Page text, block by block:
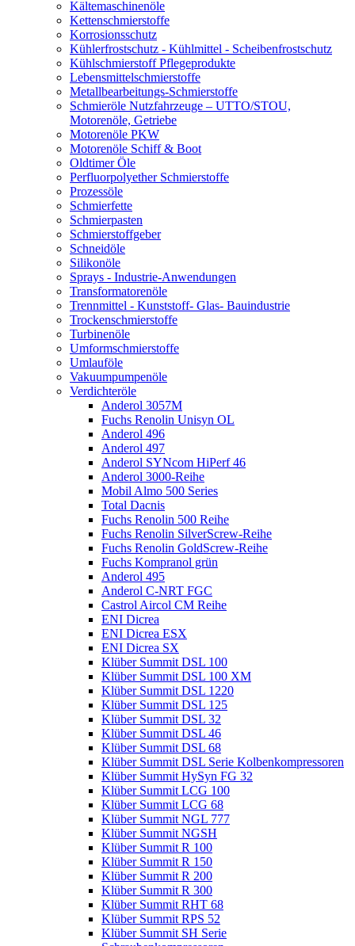
Kältemaschinenöle
Kettenschmierstoffe
Korrosionsschutz
Kühlerfrostschutz - Kühlmittel - Scheibenfrostschutz
Kühlschmierstoff Pflegeprodukte
Lebensmittelschmierstoffe
Metallbearbeitungs-Schmierstoffe
Schmieröle Nutzfahrzeuge – UTTO/STOU,
Motorenöle, Getriebe
Motorenöle PKW
Motorenöle Schiff & Boot
Oldtimer Öle
Perfluorpolyether Schmierstoffe
Prozessöle
Schmierfette
Schmierpasten
Schmierstoffgeber
Schneidöle
Silikonöle
Sprays - Industrie-Anwendungen
Transformatorenöle
Trennmittel - Kunststoff- Glas- Bauindustrie
Trockenschmierstoffe
Turbinenöle
Umformschmierstoffe
Umlauföle
Vakuumpumpenöle
Verdichteröle
Anderol 3057M
Fuchs Renolin Unisyn OL
Anderol 496
Anderol 497
Anderol SYNcom HiPerf 46
Anderol 3000-Reihe
Mobil Almo 500 Series
Total Dacnis
Fuchs Renolin 500 Reihe
Fuchs Renolin SilverScrew-Reihe
Fuchs Renolin GoldScrew-Reihe
Fuchs Kompranol grün
Anderol 495
Anderol C-NRT FGC
Castrol Aircol CM Reihe
ENI Dicrea
ENI Dicrea ESX
ENI Dicrea SX
Klüber Summit DSL 100
Klüber Summit DSL 100 XM
Klüber Summit DSL 1220
Klüber Summit DSL 125
Klüber Summit DSL 32
Klüber Summit DSL 46
Klüber Summit DSL 68
Klüber Summit DSL Serie Kolbenkompressoren
Klüber Summit HySyn FG 32
Klüber Summit LCG 100
Klüber Summit LCG 68
Klüber Summit NGL 777
Klüber Summit NGSH
Klüber Summit R 100
Klüber Summit R 150
Klüber Summit R 200
Klüber Summit R 300
Klüber Summit RHT 68
Klüber Summit RPS 52
Klüber Summit SH Serie